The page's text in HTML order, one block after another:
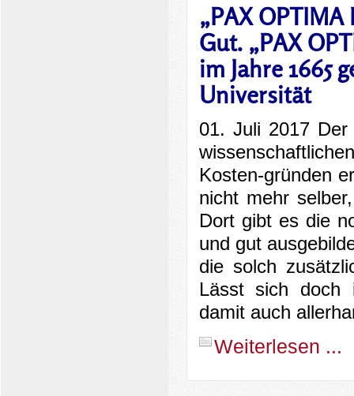
„PAX
Gut. „PAX
im Jahre 1665
Universität
01. Juli 2017
Kosten-gründen
nicht mehr
Dort gibt es die
und gut
die solch
Lässt sich doch
damit auch
Weiterlesen ...